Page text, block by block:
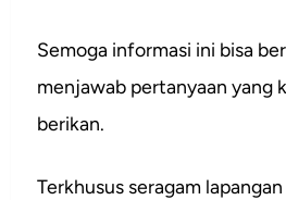
Semoga informasi ini bisa
menjawab pertanyaan yang
berikan.
Terkhusus seragam